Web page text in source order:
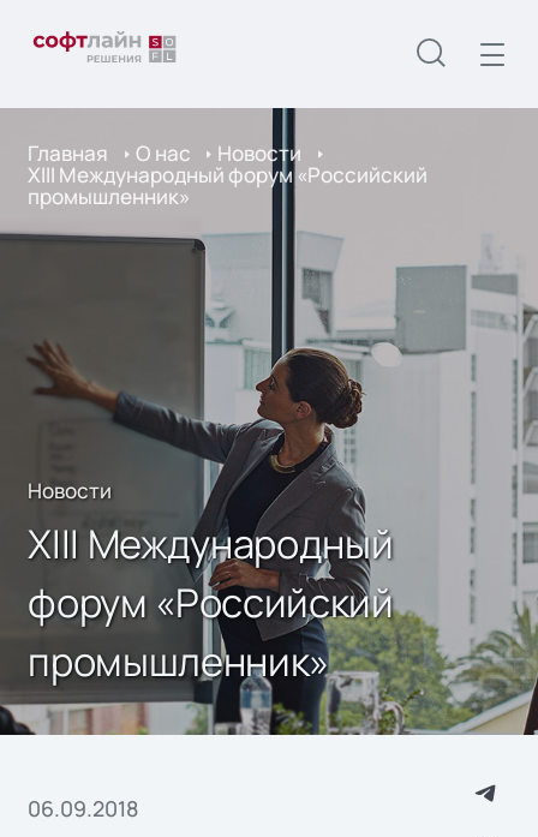
Главная О нас Новости
XIII Международный форум «Российский
промышленник»
Новости
XIII Международный
форум «Российский
промышленник»
06.09.2018